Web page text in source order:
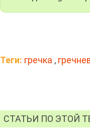
Теги: гречка ,
СТАТЬИ ПО ЭТОЙ